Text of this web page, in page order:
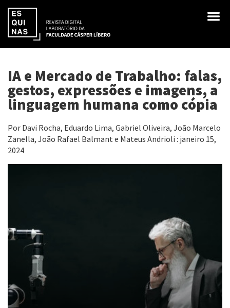
IA e Mercado de Trabalho: falas,
gestos, expressões e imagens, a
linguagem humana como cópia
Por Davi Rocha, Eduardo Lima, Gabriel Oliveira, João Marcelo
Zanella, João Rafael Balmant e Mateus Andrioli : janeiro 15,
2024